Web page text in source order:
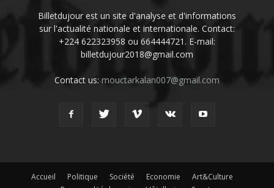
Billetdujour est un site d'analyse et d'informations
sur l'actualité nationale et internationale. Contact:
+224 622323958 ou 664444721. E-mail:
billetdujour2018@gmail.com
Contact us: mouctarkalan007@gmail.com
Accueil Politique Société Economie
Art&Culture